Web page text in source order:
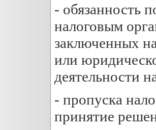
- обязанность
налоговым
заключенных
или
деятельности
- пропуска
принятие